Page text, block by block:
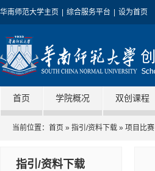
华南师范大学主页 综合服务平台 设为首页
首页 学院概况 双创课程
当前位置： 首页 » 指引/资料下载 » 项目比赛
指引/资料下载